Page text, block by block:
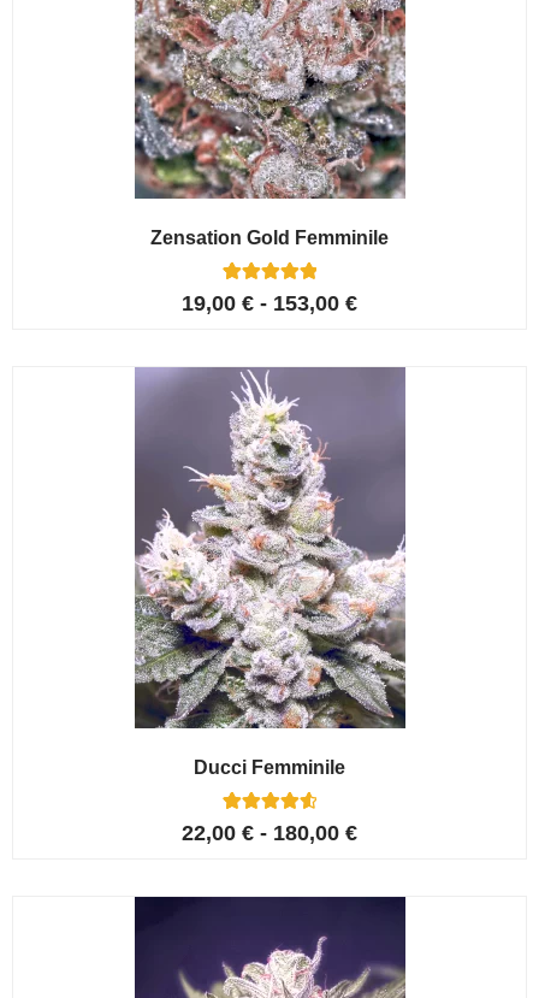
Zensation Gold Femminile
Valutato
5.00
6
recensioni
19,00 € - 153,00 €
Ducci Femminile
Valutato
4.67
6
recensioni
22,00 € - 180,00 €